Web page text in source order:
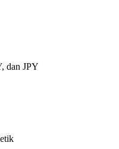
dan JPY